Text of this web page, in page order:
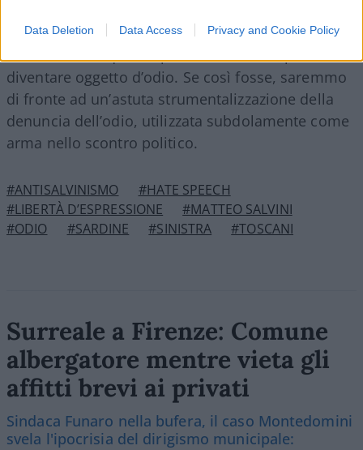
Data Deletion Data Access Privacy and Cookie Policy
paravento dietro il quale coprire gli attacchi a
diventare oggetto d’odio. Se così fosse, saremmo
di fronte ad un’astuta strumentalizzazione della
denuncia dell’odio, utilizzata subdolamente come
arma nello scontro politico.
#ANTISALVINISMO
#HATE SPEECH
#LIBERTÀ D’ESPRESSIONE
#MATTEO SALVINI
#ODIO
#SARDINE #SINISTRA #TOSCANI
Surreale a Firenze: Comune
albergatore mentre vieta gli
affitti brevi ai privati
Sindaca Funaro nella bufera, il caso Montedomini
svela l'ipocrisia del dirigismo municipale: